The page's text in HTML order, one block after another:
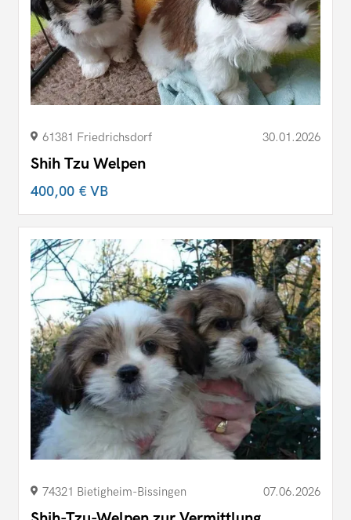
61381 Friedrichsdorf 30.01.2026
Shih Tzu Welpen
400,00 €VB
74321 Bietigheim-Bissingen 07.06.2026